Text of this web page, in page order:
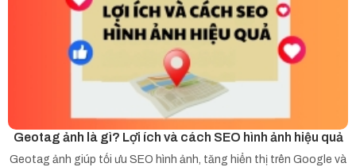
Geotag ảnh là gì? Lợi ích và cách SEO hình ảnh hiệu quả
Geotag ảnh giúp tối ưu SEO hình ảnh, tăng hiển thị trên Google và